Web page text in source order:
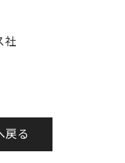
社
戻る